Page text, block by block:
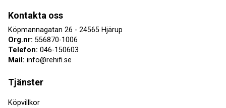
Kontakta oss
Köpmannagatan 26 - 24565 Hjärup
Org.nr: 556870-1006
Telefon: 046-150603
Mail: info@rehifi.se
Tjänster
Köpvillkor